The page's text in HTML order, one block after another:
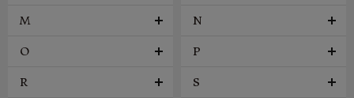
M N
O P
R S